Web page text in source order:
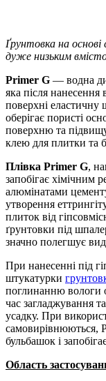
Ґрунтовка на основі
дуже низьким
Primer G — водна
яка після
поверхні еластичну
оберігає пористі
поверхню та
клею для плитки та
Плівка Primer G,
запобігає хімічним
алюмінатами
утворення
плиток від
ґрунтовки під
значно полегшує
При нанесенні під
штукатурки
поглинанню вологи
час загладжування
усадку. При
самовирівнюються,
бульбашок і
Область